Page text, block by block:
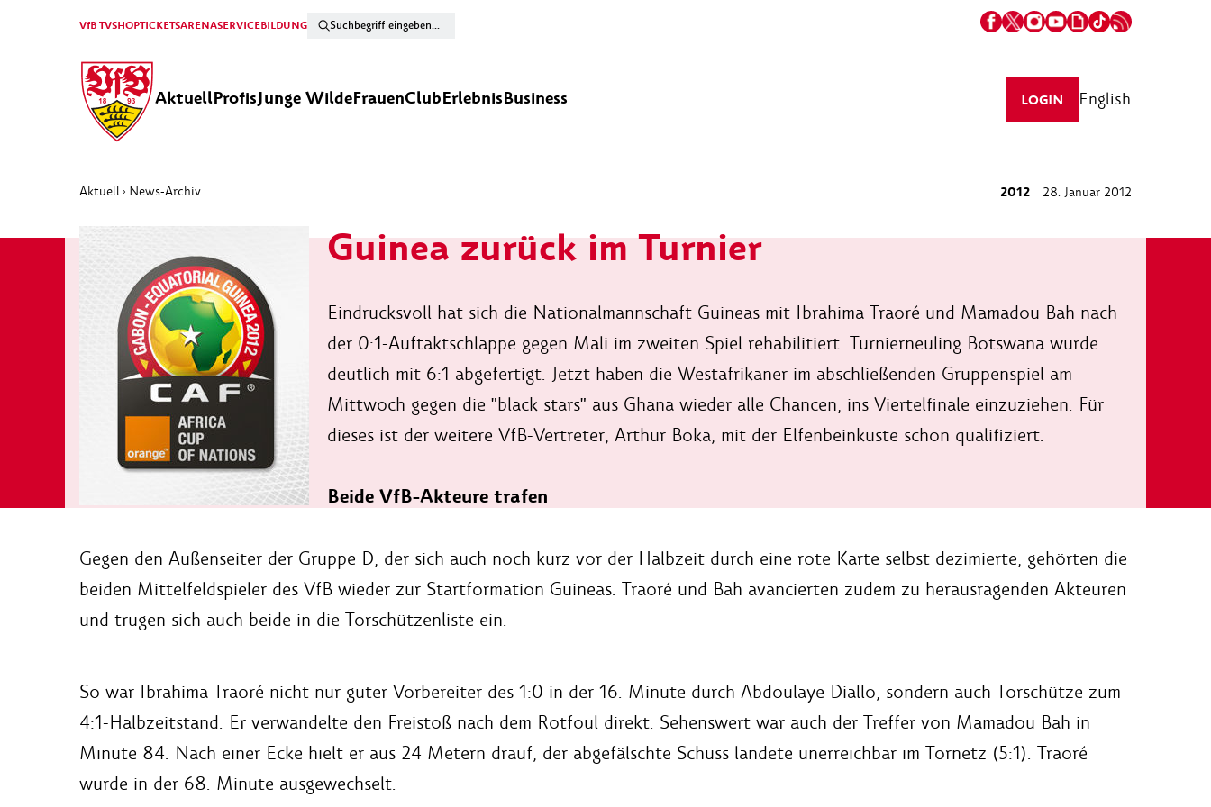
VfB TVSHOPTICKETSARENASERVICEBILDUNG
AktuellProfisJunge WildeFrauenClubErlebnisBusiness LOGIN English
Aktuell › News-Archiv 2012 28. Januar 2012
Guinea zurück im Turnier
Eindrucksvoll hat sich die Nationalmannschaft Guineas mit Ibrahima Traoré und Mamadou Bah nach
der 0:1-Auftaktschlappe gegen Mali im zweiten Spiel rehabilitiert. Turnierneuling Botswana wurde
deutlich mit 6:1 abgefertigt. Jetzt haben die Westafrikaner im abschließenden Gruppenspiel am
Mittwoch gegen die "black stars" aus Ghana wieder alle Chancen, ins Viertelfinale einzuziehen. Für
dieses ist der weitere VfB-Vertreter, Arthur Boka, mit der Elfenbeinküste schon qualifiziert.
Beide VfB-Akteure trafen
Gegen den Außenseiter der Gruppe D, der sich auch noch kurz vor der Halbzeit durch eine rote Karte selbst dezimierte, gehörten die
beiden Mittelfeldspieler des VfB wieder zur Startformation Guineas. Traoré und Bah avancierten zudem zu herausragenden Akteuren
und trugen sich auch beide in die Torschützenliste ein.
So war Ibrahima Traoré nicht nur guter Vorbereiter des 1:0 in der 16. Minute durch Abdoulaye Diallo, sondern auch Torschütze zum
4:1-Halbzeitstand. Er verwandelte den Freistoß nach dem Rotfoul direkt. Sehenswert war auch der Treffer von Mamadou Bah in
Minute 84. Nach einer Ecke hielt er aus 24 Metern drauf, der abgefälschte Schuss landete unerreichbar im Tornetz (5:1). Traoré
wurde in der 68. Minute ausgewechselt.